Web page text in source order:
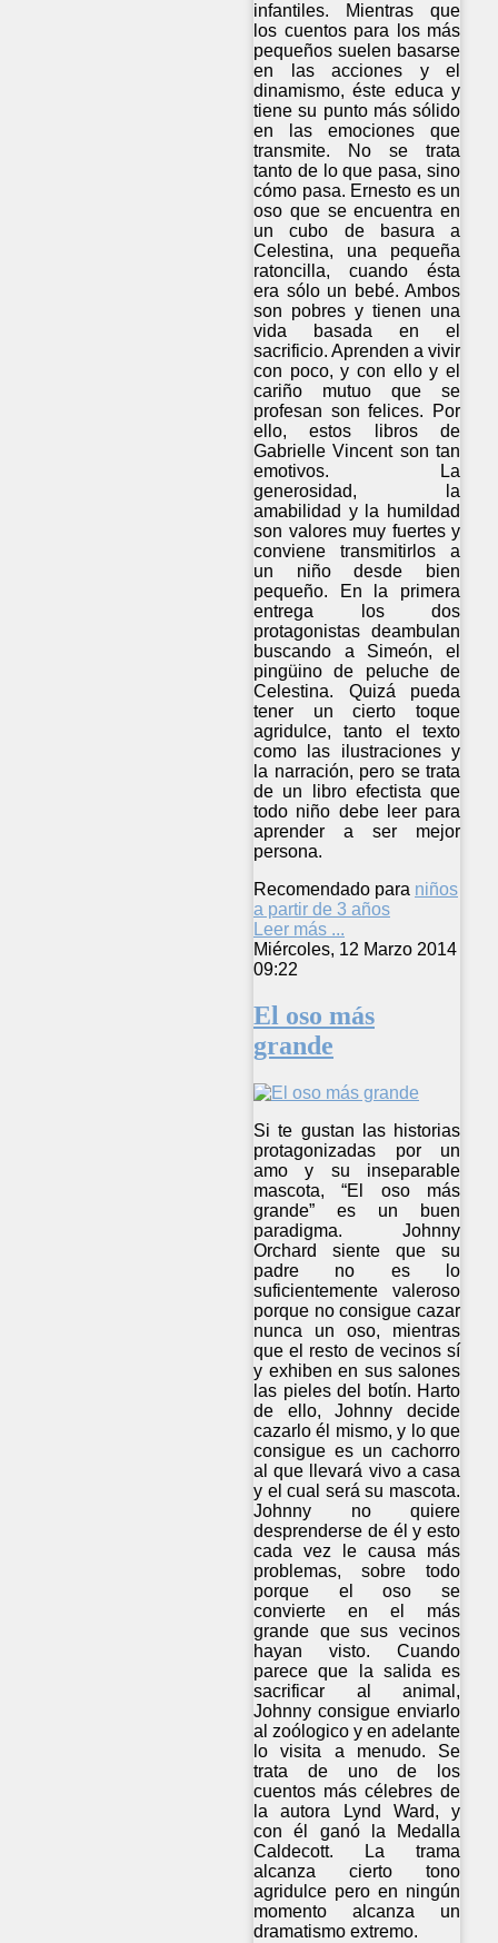
infantiles. Mientras que
los cuentos para los más
pequeños suelen basarse
en las acciones y el
dinamismo, éste educa y
tiene su punto más sólido
en las emociones que
transmite. No se trata
tanto de lo que pasa, sino
cómo pasa. Ernesto es un
oso que se encuentra en
un cubo de basura a
Celestina, una pequeña
ratoncilla, cuando ésta
era sólo un bebé. Ambos
son pobres y tienen una
vida basada en el
sacrificio. Aprenden a vivir
con poco, y con ello y el
cariño mutuo que se
profesan son felices. Por
ello, estos libros de
Gabrielle Vincent son tan
emotivos. La
generosidad, la
amabilidad y la humildad
son valores muy fuertes y
conviene transmitirlos a
un niño desde bien
pequeño. En la primera
entrega los dos
protagonistas deambulan
buscando a Simeón, el
pingüino de peluche de
Celestina. Quizá pueda
tener un cierto toque
agridulce, tanto el texto
como las ilustraciones y
la narración, pero se trata
de un libro efectista que
todo niño debe leer para
aprender a ser mejor
persona.
Recomendado para niños
a partir de 3 años
Leer más ...
Miércoles, 12 Marzo 2014
09:22
El oso más
grande
Si te gustan las historias
protagonizadas por un
amo y su inseparable
mascota, “El oso más
grande” es un buen
paradigma. Johnny
Orchard siente que su
padre no es lo
suficientemente valeroso
porque no consigue cazar
nunca un oso, mientras
que el resto de vecinos sí
y exhiben en sus salones
las pieles del botín. Harto
de ello, Johnny decide
cazarlo él mismo, y lo que
consigue es un cachorro
al que llevará vivo a casa
y el cual será su mascota.
Johnny no quiere
desprenderse de él y esto
cada vez le causa más
problemas, sobre todo
porque el oso se
convierte en el más
grande que sus vecinos
hayan visto. Cuando
parece que la salida es
sacrificar al animal,
Johnny consigue enviarlo
al zoólogico y en adelante
lo visita a menudo. Se
trata de uno de los
cuentos más célebres de
la autora Lynd Ward, y
con él ganó la Medalla
Caldecott. La trama
alcanza cierto tono
agridulce pero en ningún
momento alcanza un
dramatismo extremo.